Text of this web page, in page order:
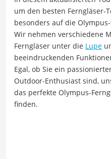
um den besten Ferngläser-
besonders auf die
Wir nehmen verschiedene
Ferngläser unter die Lupe
beeindruckenden
Egal, ob Sie ein
Outdoor-Enthusiast sind,
das perfekte Olympus-
finden.